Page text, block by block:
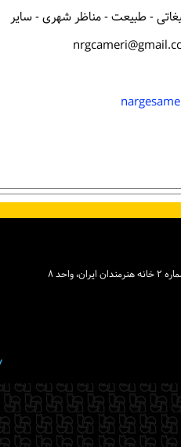
- طبیعت - مناظر شهری - سایر